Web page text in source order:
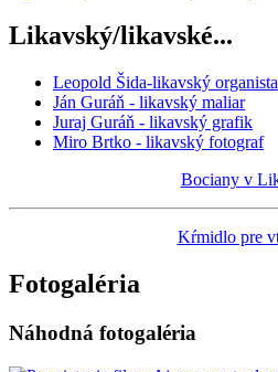
Likavský/likavské...
Leopold Šida-likavský organista
Ján Guráň - likavský maliar
Juraj Guráň - likavský grafik
Miro Brtko - likavský fotograf
Bociany v
Kŕmidlo pre
Fotogaléria
Náhodná fotogaléria